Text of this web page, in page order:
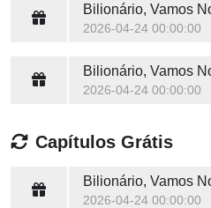
2026-04-24 00:00:00
2026-04-24 00:00:00
Capítulos Grátis
2026-04-24 00:00:00